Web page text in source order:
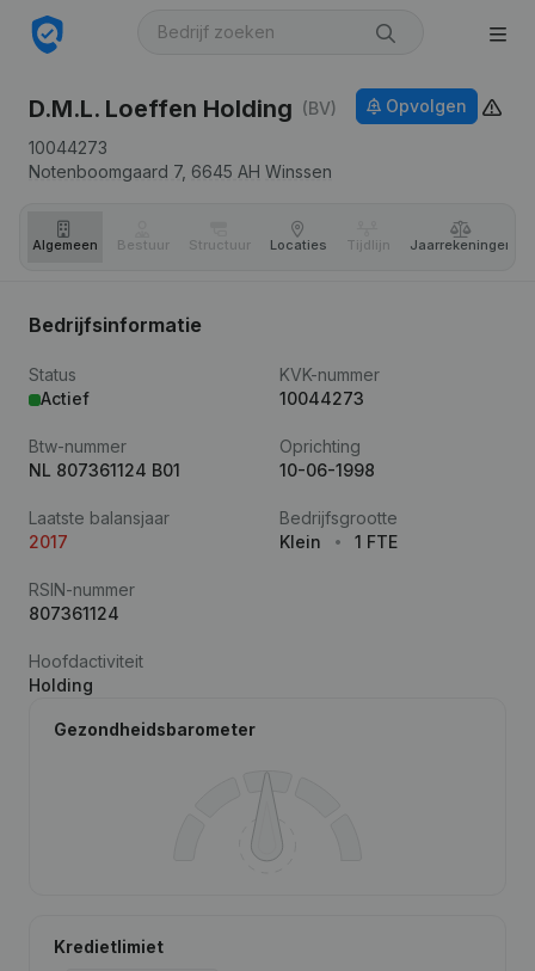
D.M.L. Loeffen Holding (BV)
10044273
Notenboomgaard 7, 6645 AH Winssen
Opvolgen
Algemeen Bestuur Structuur Locaties Tijdlijn Jaar­rekeningen
Bedrijfsinformatie
Status
Actief
KVK-nummer
10044273
Btw-nummer
NL 807361124 B01
Oprichting
10-06-1998
Laatste balansjaar
2017
Bedrijfsgrootte
Klein
1 FTE
RSIN-nummer
807361124
Hoofdactiviteit
Holding
Gezondheidsbarometer
Kredietlimiet